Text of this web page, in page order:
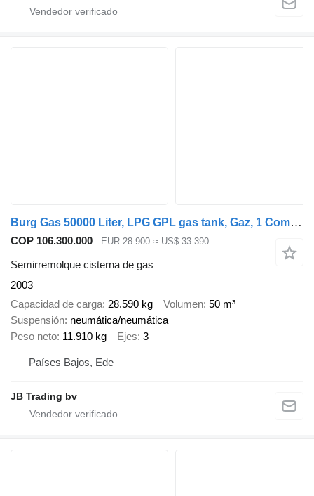
Burg Gas 50000 Liter, LPG GPL gas tank, Gaz, 1 Compartment
COP 106.300.000 EUR 28.900 ≈ US$ 33.390
Semirremolque cisterna de gas
2003
Capacidad de carga 28.590 kg Volumen 50 m³
Suspensión neumática/neumática
Peso neto 11.910 kg Ejes 3
Países Bajos, Ede
JB Trading bv